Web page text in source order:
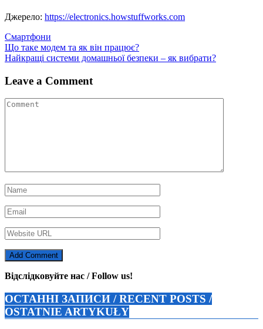
Джерело: https://electronics.howstuffworks.com
Смартфони
Навігація
записів
Що таке модем та як він працює?
Найкращі системи домашньої безпеки – як вибрати?
Leave a Comment
Відслідковуйте нас / Follow us!
ОСТАННІ ЗАПИСИ / RECENT POSTS /
OSTATNIE ARTYKUŁY